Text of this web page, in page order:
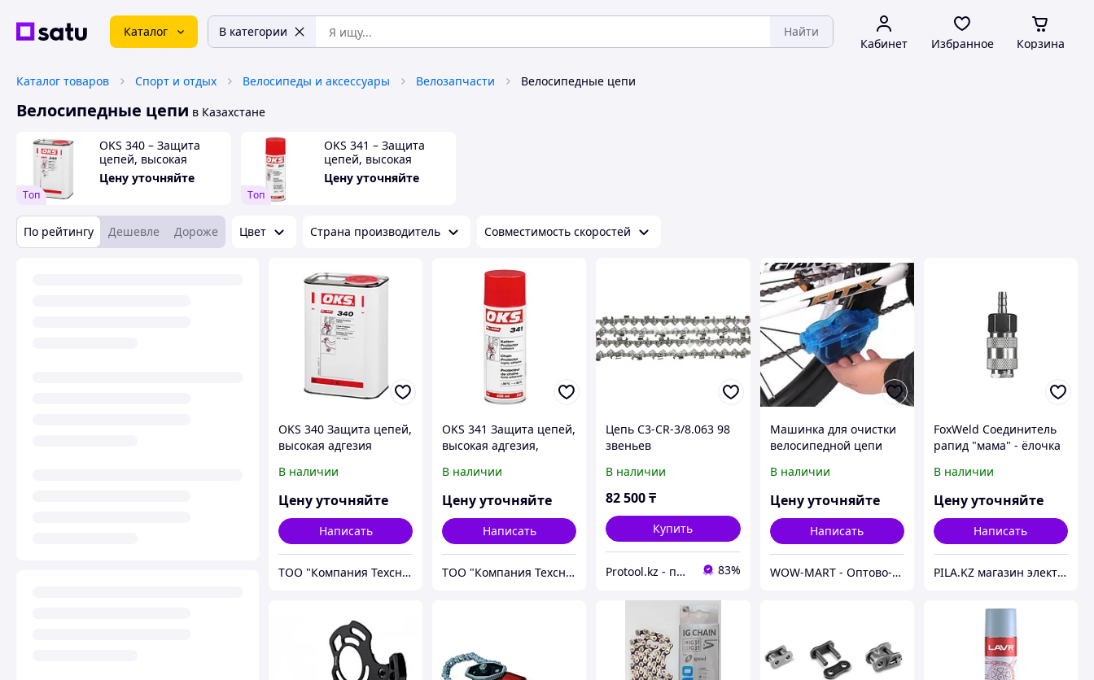
Каталог В категории Найти
Кабинет Избранное Корзина
Каталог товаров Спорт и отдых Велосипеды и аксессуары Велозапчасти Велосипедные цепи
Велосипедные цепи в Казахстане
Tоп
OKS 340 – Защита
цепей, высокая
адгезия
Цену уточняйте
Tоп
OKS 341 – Защита
цепей, высокая
адгезия, аэрозоль
Цену уточняйте
По рейтингу Дешевле Дороже Цвет Страна производитель Совместимость скоростей
OKS 340 Защита цепей,
высокая адгезия
В наличии
Цену уточняйте
Написать
ТОО "Компания Техснаб"
OKS 341 Защита цепей,
высокая адгезия,
В наличии
Цену уточняйте
Написать
ТОО "Компания Техснаб"
Цепь C3-CR-3/8.063 98
звеньев
В наличии
82 500₸
Купить
Protool.kz - продажа электроинструмента, ручные строительные и садовые инструменты 83%
Машинка для очистки
велосипедной цепи
В наличии
Цену уточняйте
Написать
WOW-MART - Оптово-розничный Склад - товары на заказ до двери
FoxWeld Соединитель
рапид "мама" - ёлочка
КНР)
В наличии
Цену уточняйте
Написать
PILA.KZ магазин электроинструмента и садовой техники